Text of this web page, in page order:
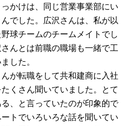
かけは、同じ営業事業部にい
でした。広沢さんは、私が以
球チームのチームメイトでし
んとは前職の職場も一緒で工
した。
が転職をして共和建商に入社
くさん聞いていました。とて
、と言っていたのが印象的で
トでいろいろな話を聞いてい